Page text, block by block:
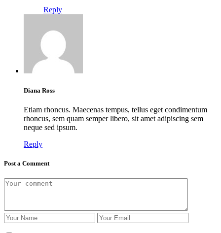
Reply
Diana Ross
Etiam rhoncus. Maecenas tempus, tellus eget condimentum
rhoncus, sem quam semper libero, sit amet adipiscing sem
neque sed ipsum.
Reply
Post a Comment